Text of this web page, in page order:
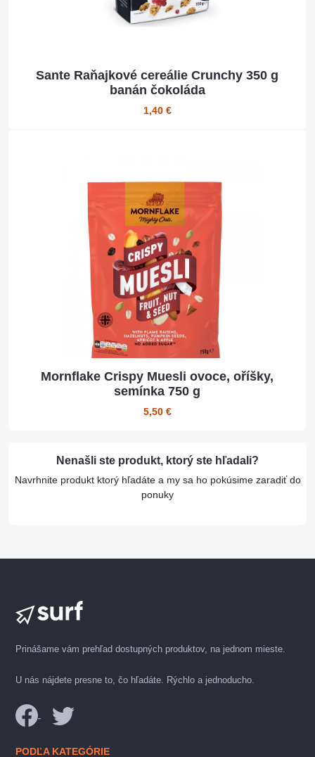
Sante Raňajkové cereálie Crunchy 350 g
banán čokoláda
1,40 €
Mornflake Crispy Muesli ovoce, oříšky,
semínka 750 g
5,50 €
Nenašli ste produkt, ktorý ste hľadali?
Navrhnite produkt ktorý hľadáte a my sa ho pokúsime zaradiť do
ponuky
Prinášame vám prehľad dostupných produktov, na jednom mieste.
U nás nájdete presne to, čo hľadáte. Rýchlo a jednoducho.
PODĽA KATEGÓRIE